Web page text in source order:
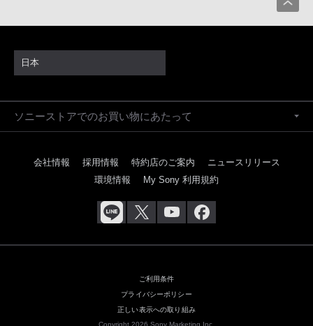
日本
ソニーストアでのお買い物にあたって
会社情報 採用情報 特約店のご案内
ニュースリリース
環境情報
My Sony 利用規約
ご利用条件
プライバシーポリシー
正しい表示への取り組み
Copyright 2026 Sony Marketing Inc.